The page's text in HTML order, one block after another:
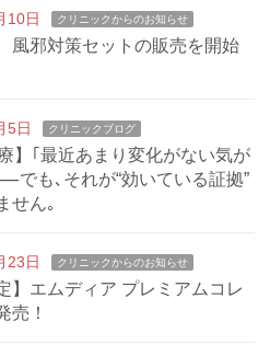
10日 クリニックからのお知らせ
風邪対策セットの販売を開始
5日 クリニックブログ
】｢最近あまり変化がない気が
も､それが“効いている証拠”
せん｡
23日 クリニックからのお知らせ
】エムディア プレミアムコレ
売！